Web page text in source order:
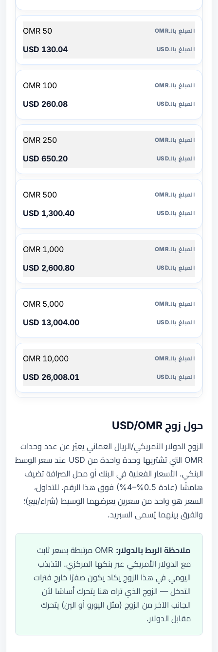
50 OMR
130.04 USD
100 OMR
260.08 USD
250 OMR
650.20 USD
500 OMR
1,300.40 USD
1,000 OMR
2,600.80 USD
5,000 OMR
13,004.00 USD
10,000 OMR
26,008.01 USD
حول زوج USD/OMR
الزوج الدولار الأمريكي/الريال العماني يعبّر عن عدد وحدات
OMR التي تشتريها وحدة واحدة من USD عند سعر الوسط
البنكي. الأسعار الفعلية في البنك أو محل الصرافة تضيف
هامشًا (عادة 0.5%–4%) فوق هذا الرقم. للتداول،
السعر هو واحد من سعرين يعرضهما الوسيط (شراء/بيع)؛
والفرق بينهما يُسمى السبريد.
ملاحظة الربط بالدولار:
OMR مرتبطة بسعر ثابت
مع الدولار الأمريكي عبر بنكها المركزي. التذبذب
اليومي في هذا الزوج يكاد يكون صفرًا خارج فترات
التدخل — الزوج الذي تراه هنا يتحرك أساسًا لأن
الجانب الآخر من الزوج (مثل اليورو أو الين) يتحرك
مقابل الدولار.